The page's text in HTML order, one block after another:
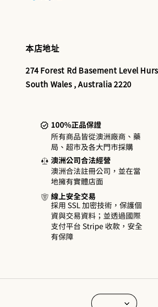
本店地址
274 Forest Rd Basement Level
South Wales , Australia 2220